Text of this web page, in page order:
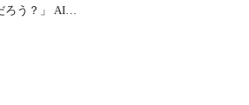
ろう？」 AI…